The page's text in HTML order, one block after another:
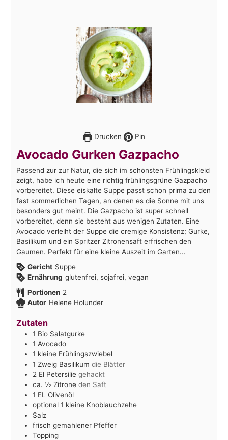
Drucken Pin
Avocado Gurken Gazpacho
Passend zur zur Natur, die sich im schönsten Frühlingskleid
zeigt, habe ich heute eine richtig frühlingsgrüne Gazpacho
vorbereitet. Diese eiskalte Suppe passt schon prima zu den
fast sommerlichen Tagen, an denen es die Sonne mit uns
besonders gut meint. Die Gazpacho ist super schnell
vorbereitet, denn sie besteht aus wenigen Zutaten. Eine
Avocado verleiht der Suppe die cremige Konsistenz; Gurke,
Basilikum und ein Spritzer Zitronensaft erfrischen den
Gaumen. Perfekt für eine kleine Auszeit im Garten...
Gericht Suppe
Ernährung glutenfrei, sojafrei, vegan
Portionen 2
Autor Helene Holunder
Zutaten
1 Bio Salatgurke
1 Avocado
1 kleine Frühlingszwiebel
1 Zweig Basilikum die Blätter
2 El Petersilie gehackt
ca. ½Zitrone den Saft
1 EL Olivenöl
optional 1 kleine Knoblauchzehe
Salz
frisch gemahlener Pfeffer
Topping